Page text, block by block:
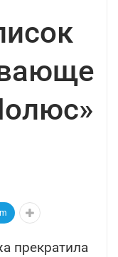
прекратила